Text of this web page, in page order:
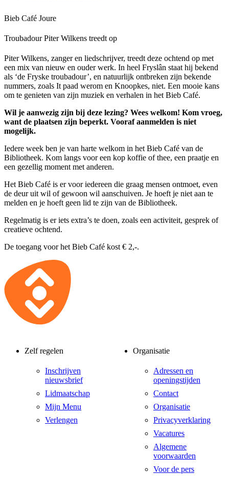
Bieb Café Joure
Troubadour Piter Wilkens treedt op
Piter Wilkens, zanger en liedschrijver, treedt deze ochtend op met
een mix van nieuw en ouder werk. In heel Fryslân staat hij bekend
als ‘de Fryske troubadour’, en natuurlijk ontbreken zijn bekende
nummers, zoals It paad werom en Knoopkes, niet. Een mooie kans
om te genieten van zijn muziek en verhalen in het Bieb Café.
Wil je aanwezig zijn bij deze lezing? Wees welkom! Kom vroeg,
want de plaatsen zijn beperkt. Vooraf aanmelden is niet
mogelijk.
Iedere week ben je van harte welkom in het Bieb Café van de
Bibliotheek. Kom langs voor een kop koffie of thee, een praatje en
een gezellig moment met anderen.
Het Bieb Café is er voor iedereen die graag mensen ontmoet, even
de deur uit wil of gewoon wil aanschuiven. Je hoeft je niet aan te
melden en je hoeft geen lid te zijn van de Bibliotheek.
Regelmatig is er iets extra’s te doen, zoals een activiteit, gesprek of
creatieve ochtend.
De toegang voor het Bieb Café kost € 2,-.
Zelf regelen
Inschrijven
nieuwsbrief
Lidmaatschap
Mijn Menu
Verlengen
Organisatie
Adressen en
openingstijden
Contact
Organisatie
Privacyverklaring
Vacatures
Algemene
voorwaarden
Voor de pers